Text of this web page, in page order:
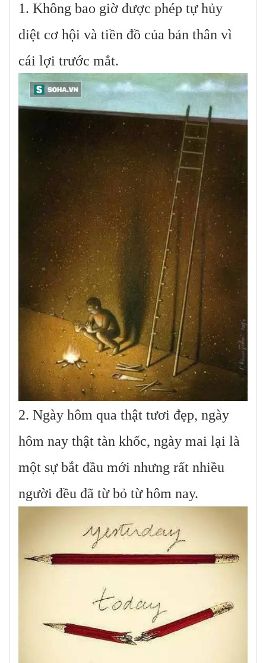
1. Không bao giờ được phép tự hủy
diệt cơ hội và tiền đồ của bản thân vì
cái lợi trước mắt.
2. Ngày hôm qua thật tươi đẹp, ngày
hôm nay thật tàn khốc, ngày mai lại là
một sự bắt đầu mới nhưng rất nhiều
người đều đã từ bỏ từ hôm nay.